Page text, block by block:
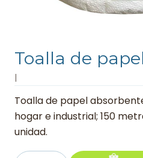
Toalla de
|
Toalla de papel
hogar e industrial; 150
unidad.